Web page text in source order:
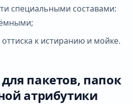
специальными составами:
к истиранию и мойке.
пакетов, папок
атрибутики